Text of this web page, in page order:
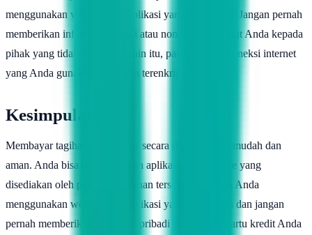
menggunakan website atau aplikasi yang terpercaya. Jangan pernah
memberikan informasi pribadi atau nomor kartu kredit Anda kepada
pihak yang tidak dikenal. Selain itu, pastikan juga koneksi internet
yang Anda gunakan aman dan terenkripsi.
Kesimpulan
Membayar tagihan pascabayar secara digital sangat mudah dan
aman. Anda bisa menggunakan aplikasi atau website yang
disediakan oleh penyedia layanan tersebut. Pastikan Anda
menggunakan website atau aplikasi yang terpercaya dan jangan
pernah memberikan informasi pribadi atau nomor kartu kredit Anda